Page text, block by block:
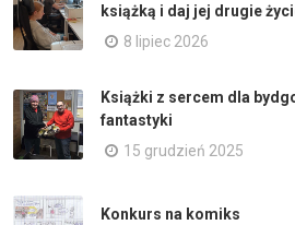
książką i daj jej drugie
8 lipiec 2026
Książki z sercem dla
fantastyki
15 grudzień 2025
Konkurs na komiks